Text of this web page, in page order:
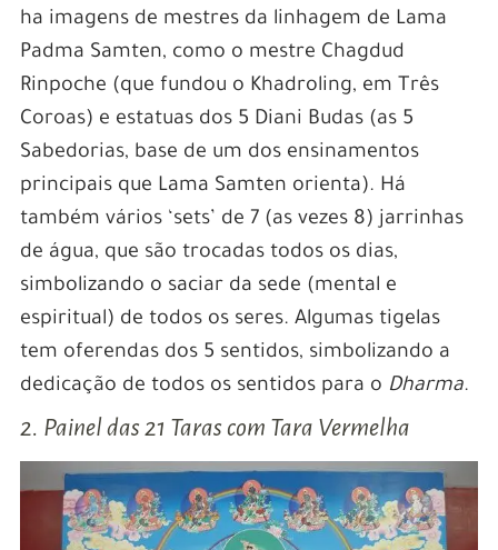
ha imagens de mestres da linhagem de Lama
Padma Samten, como o mestre Chagdud
Rinpoche (que fundou o Khadroling, em Três
Coroas) e estatuas dos 5 Diani Budas (as 5
Sabedorias, base de um dos ensinamentos
principais que Lama Samten orienta). Há
também vários ‘sets’ de 7 (as vezes 8) jarrinhas
de água, que são trocadas todos os dias,
simbolizando o saciar da sede (mental e
espiritual) de todos os seres. Algumas tigelas
tem oferendas dos 5 sentidos, simbolizando a
dedicação de todos os sentidos para o Dharma.
2. Painel das 21 Taras com Tara Vermelha